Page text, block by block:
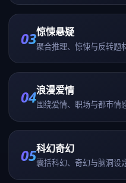
03惊悚悬疑
聚合推理、惊悚与反转题
04浪漫爱情
围绕爱情、职场与都市情
05科幻奇幻
囊括科幻、奇幻与脑洞设